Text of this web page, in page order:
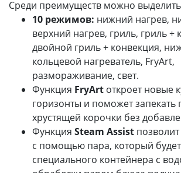
Среди преимуществ можно
10 режимов: нижний нагрев,
верхний нагрев, гриль, гриль +
двойной гриль + конвекция,
кольцевой нагреватель, FryArt,
размораживание, свет.
Функция FryArt откроет новые
горизонты и поможет запекать
хрустящей корочки без
Функция Steam Assist
с помощью пара, который будет
специального контейнера с